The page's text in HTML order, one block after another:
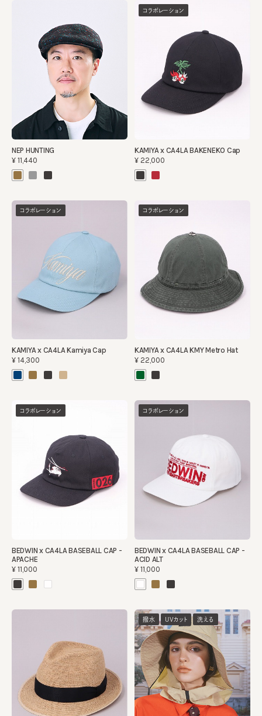
NEP HUNTING
¥11,440
コラボレーション
KAMIYA x CA4LA BAKENEKO Cap
¥22,000
コラボレーション
KAMIYA x CA4LA Kamiya Cap
¥14,300
コラボレーション
KAMIYA x CA4LA KMY Metro Hat
¥22,000
コラボレーション
BEDWIN x CA4LA BASEBALL CAP -
APACHE
¥11,000
コラボレーション
BEDWIN x CA4LA BASEBALL CAP -
ACID ALT
¥11,000
撥水 UVカット 洗える